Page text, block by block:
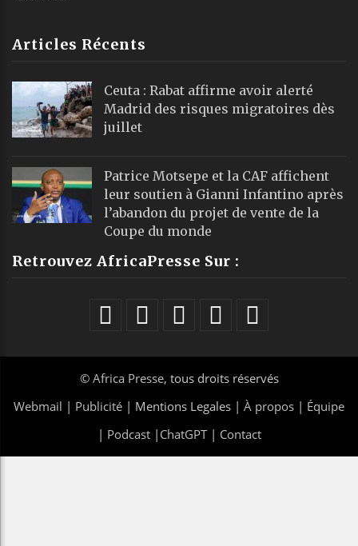
Articles Récents
Ceuta : Rabat affirme avoir alerté
Madrid des risques migratoires dès
juillet
Patrice Motsepe et la CAF affichent
leur soutien à Gianni Infantino après
l’abandon du projet de vente de la
Coupe du monde
Retrouvez AfricaPresse Sur :
© Africa Presse, tous droits réservés
Webmail | Publicité | Mentions Legales | À propos | Équipe
| Podcast| ChatGPT| Contact